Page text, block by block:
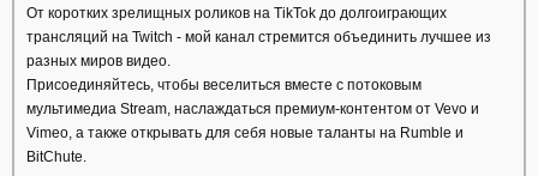
От коротких зрелищных роликов на TikTok до долгоиграющих
трансляций на Twitch - мой канал стремится объединить лучшее из
разных миров видео.
Присоединяйтесь, чтобы веселиться вместе с потоковым
мультимедиа Stream, наслаждаться премиум-контентом от Vevo и
Vimeo, а также открывать для себя новые таланты на Rumble и
BitChute.